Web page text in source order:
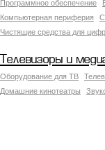
Программное обеспечение
Компьютерная периферия
Чистящие средства для
Телевизоры и
Оборудование для ТВ
Домашние кинотеатры